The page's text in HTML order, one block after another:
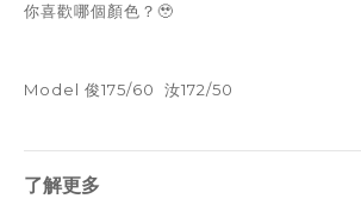
你喜歡哪個顏色？🥹
Model 俊175/60 汝172/50
了解更多